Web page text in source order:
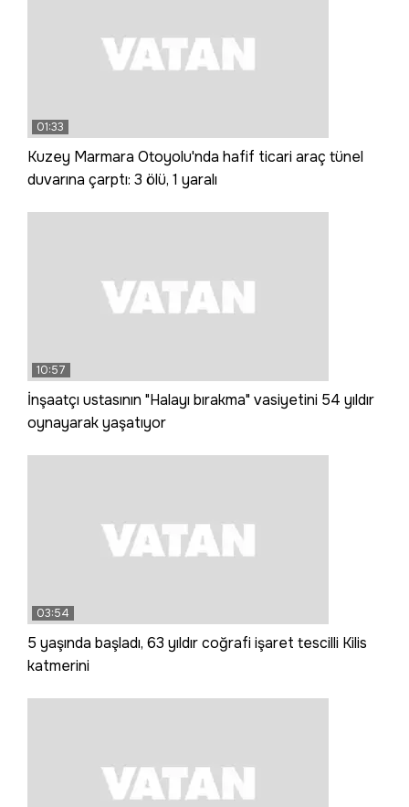
01:33
Kuzey Marmara Otoyolu'nda hafif ticari araç tünel
duvarına çarptı: 3 ölü, 1 yaralı
10:57
İnşaatçı ustasının "Halayı bırakma" vasiyetini 54 yıldır
oynayarak yaşatıyor
03:54
5 yaşında başladı, 63 yıldır coğrafi işaret tescilli Kilis
katmerini